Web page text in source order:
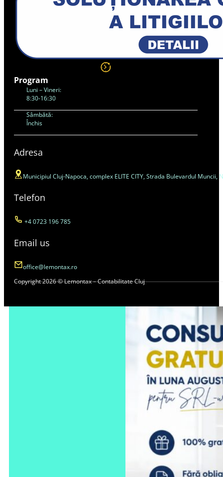
Program
Luni – Vineri:
8:30-16:30
Sâmbătă:
Închis
Adresa
Municipiul Cluj-Napoca, complex ELITE CITY, Strada Bulevardul Muncii,
Telefon
+4 0723 196 785
Email us
office@lemontax.ro
Copyright 2026 © Lemontax – Contabilitate Cluj